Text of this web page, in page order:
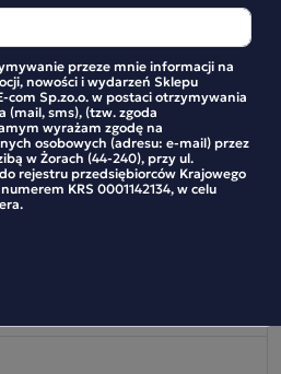
przeze mnie informacji na
nowości i wydarzeń Sklepu
Sp.zo.o. w postaci otrzymywania
sms), (tzw. zgoda
wyrażam zgodę na
osobowych (adresu: e-mail) przez
w Żorach (44-240), przy ul.
rejestru przedsiębiorców Krajowego
KRS 0001142134, w celu